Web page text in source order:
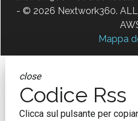
- © 2026 Nextwork360. ALL
Mappa
close
Codice Rss
Clicca sul pulsante per